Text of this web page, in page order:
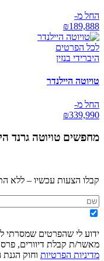
החל מ-
₪189,888
לכל הפרטים
היברידי בנזין
טויוטה היילנדר
החל מ-
₪339,990
מחפשים טויוטה גרנד
קבלו הצעות עכשיו – ללא
ידוע לי שהפרטים שמסרתי
מאשר/ת קבלת דיוורים,
מדיניות הפרטיות וחוק הגנת